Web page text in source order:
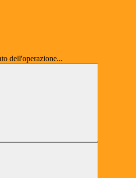
dell'operazione...